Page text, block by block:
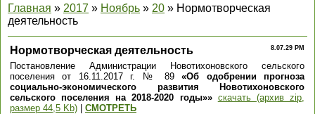
Главная » 2017 » Ноябрь » 20 » Нормотворческая
деятельность
8.07.29 PM
Нормотворческая деятельность
Постановление Администрации Новотихоновского сельского
поселения от 16.11.2017 г. № 89«Об одобрении прогноза
социально-экономического развития Новотихоновского
сельского поселения на 2018-2020 годы»» скачать (архив zip,
размер 44,5 Kb)
СМОТРЕТЬ